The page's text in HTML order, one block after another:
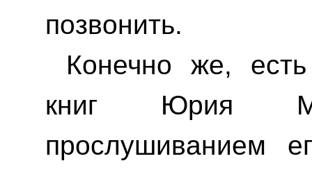
позвонить.
Конечно же,
книг Юрия
прослушиванием